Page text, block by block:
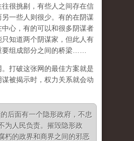
很挑剔，有些人之间存在信
一些人则很少。有的在阴谋
心，有的可以和很多阴谋者
知道两个阴谋家，但此人有
要组成部分之间的桥梁……
打破这张网的最佳方案就是
被揭示时，权力关系就会动
后面有一个隐形政府，不忠
为人民负责。摧毁隐形政
朽的政界和商界之间的邪恶